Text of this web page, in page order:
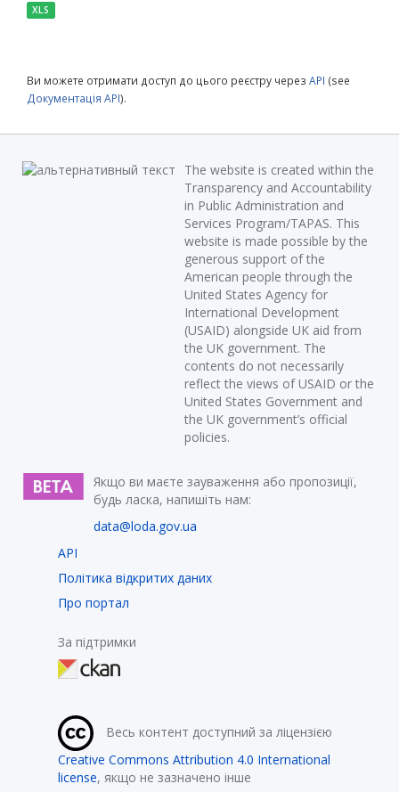
XLS
Ви можете отримати доступ до цього реєстру через API (see
Документація API).
The website is created within the
Transparency and Accountability
in Public Administration and
Services Program/TAPAS. This
website is made possible by the
generous support of the
American people through the
United States Agency for
International Development
(USAID) alongside UK aid from
the UK government. The
contents do not necessarily
reflect the views of USAID or the
United States Government and
the UK government’s official
policies.
Якщо ви маєте зауваження або пропозиції,
будь ласка, напишіть нам:
data@loda.gov.ua
API
Політика відкритих даних
Про портал
За підтримки
Весь контент доступний за ліцензією
Creative Commons Attribution 4.0 International
license, якщо не зазначено інше